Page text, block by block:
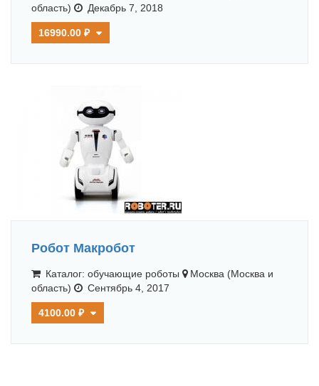
область)
Декабрь 7, 2018
16990.00 ₽
Робот Макробот
Каталог: обучающие роботы
Москва (Москва и
область)
Сентябрь 4, 2017
4100.00 ₽